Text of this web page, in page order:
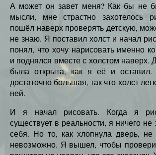
А может он завет меня? Как бы не
мысли, мне страстно захотелось
пошёл наверх проверять детскую,
не знаю. Я поставил холст и начал
понял, что хочу нарисовать именно
и поднялся вместе с холстом наверх.
была открыта, как я её и
достаточно большая, так что холст
ней.
И я начал рисовать. Когда я
существует в реальности, я ничего не
себя. Но то, как хлопнула дверь, не
невозможно. Я вышел, чтобы